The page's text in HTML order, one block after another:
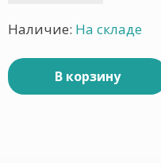
Наличие: На складе
В корзину